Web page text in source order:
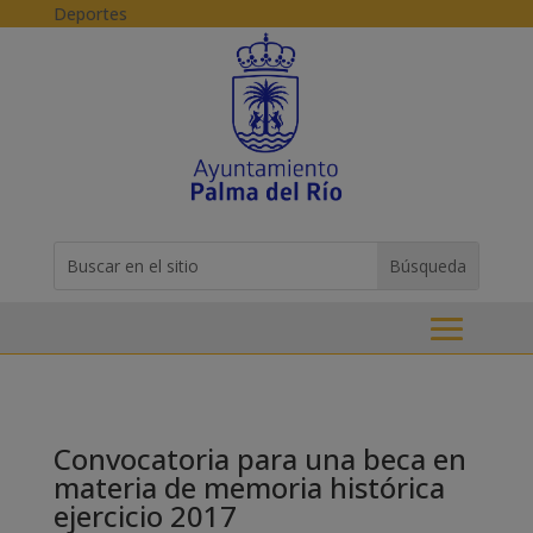
Skip to content
Deportes
for...
Convocatoria para una beca en
materia de memoria histórica
ejercicio 2017